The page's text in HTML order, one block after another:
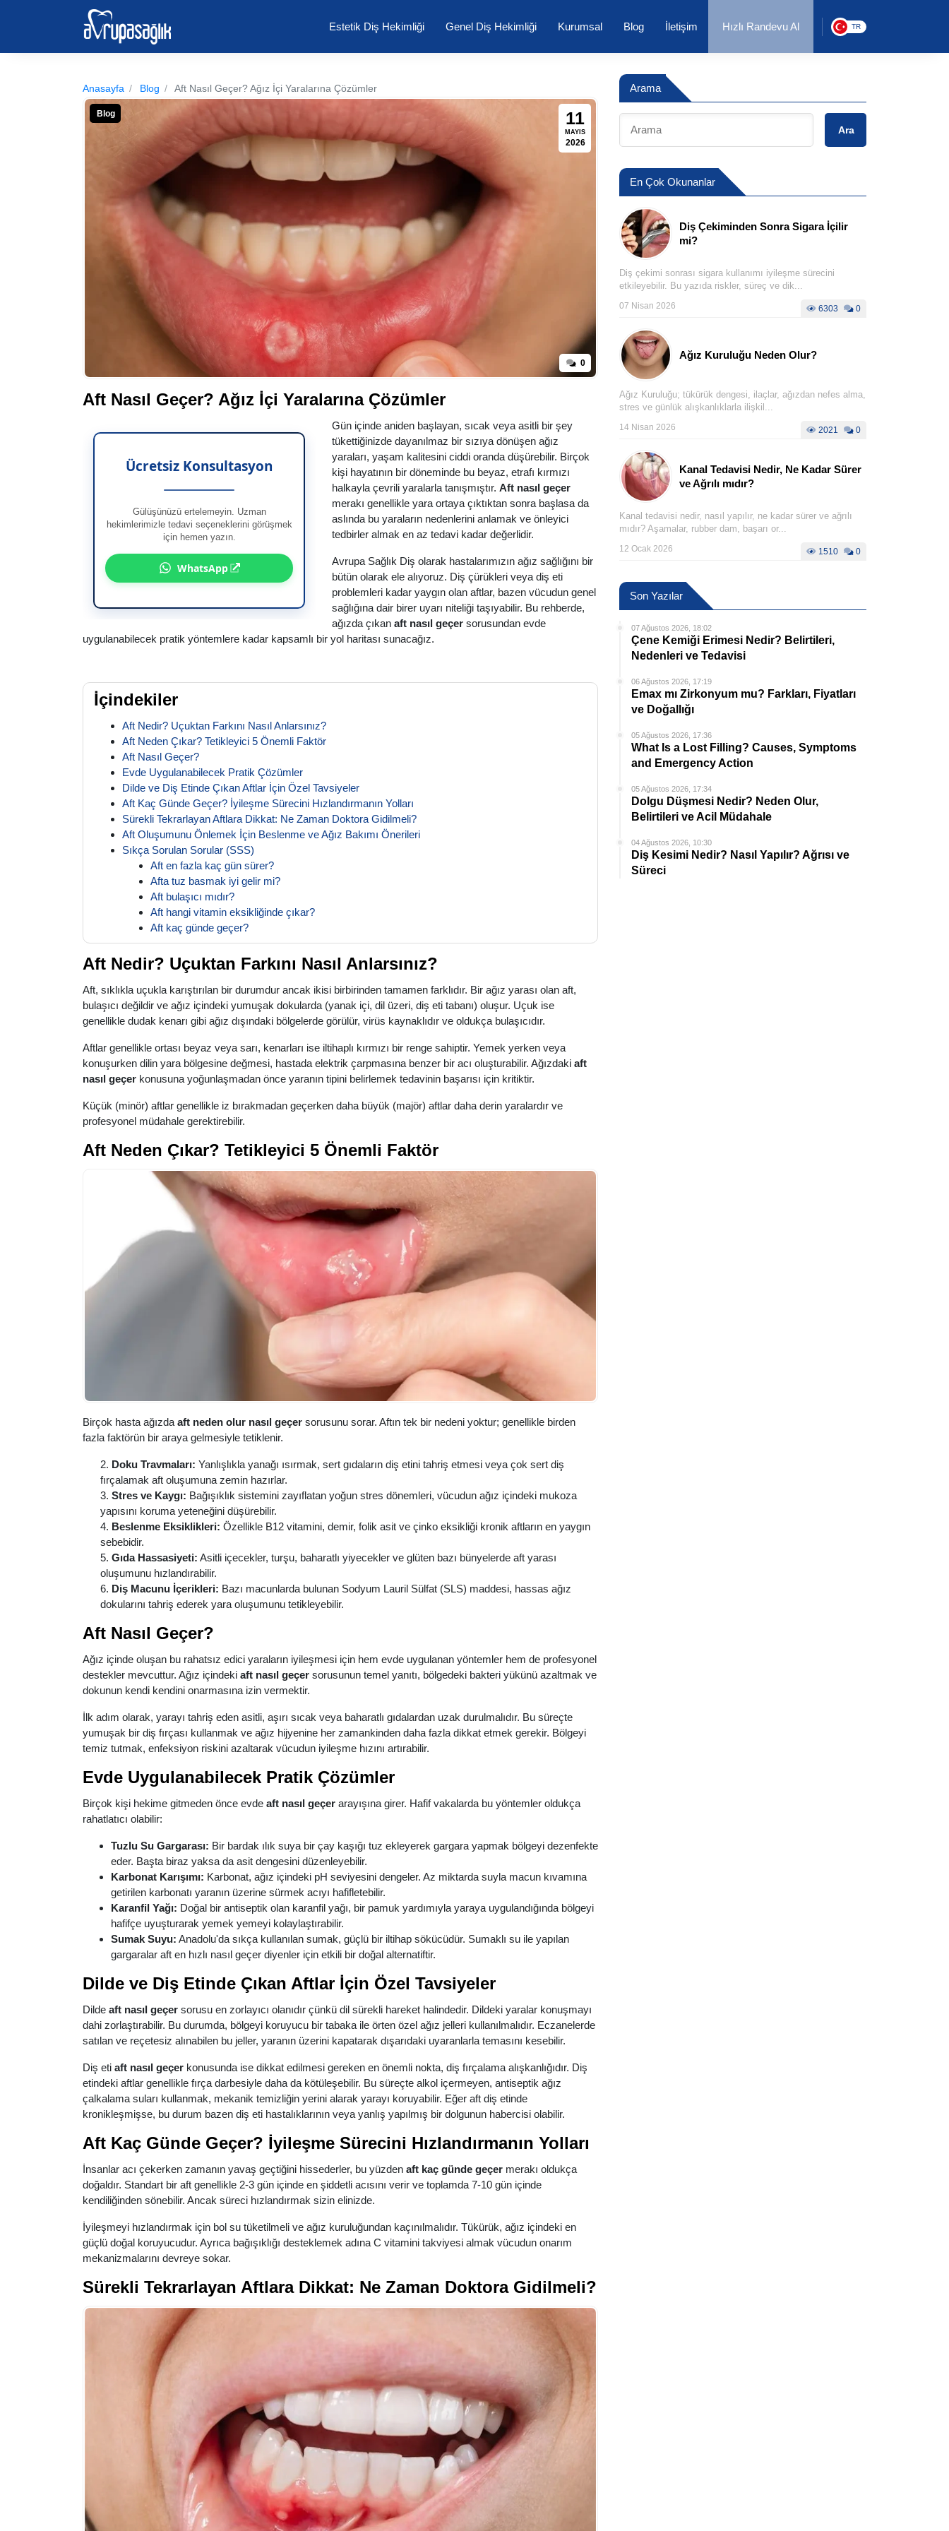
Estetik Diş Hekimliği Genel Diş Hekimliği Kurumsal Blog İletişim Hızlı Randevu Al TR
Anasayfa Blog Aft Nasıl Geçer? Ağız İçi Yaralarına Çözümler
Blog 11
MAYIS
2026
0
Aft Nasıl Geçer? Ağız İçi Yaralarına Çözümler
Ücretsiz Konsultasyon
Gülüşünüzü ertelemeyin. Uzman
hekimlerimizle tedavi seçeneklerini görüşmek
için hemen yazın.
WhatsApp
Gün içinde aniden başlayan, sıcak veya asitli bir şey
tükettiğinizde dayanılmaz bir sızıya dönüşen ağız
yaraları, yaşam kalitesini ciddi oranda düşürebilir. Birçok
kişi hayatının bir döneminde bu beyaz, etrafı kırmızı
halkayla çevrili yaralarla tanışmıştır. Aft nasıl geçer
merakı genellikle yara ortaya çıktıktan sonra başlasa da
aslında bu yaraların nedenlerini anlamak ve önleyici
tedbirler almak en az tedavi kadar değerlidir.
Avrupa Sağlık Diş olarak hastalarımızın ağız sağlığını bir
bütün olarak ele alıyoruz. Diş çürükleri veya diş eti
problemleri kadar yaygın olan aftlar, bazen vücudun genel
sağlığına dair birer uyarı niteliği taşıyabilir. Bu rehberde,
ağızda çıkan aft nasıl geçer sorusundan evde
uygulanabilecek pratik yöntemlere kadar kapsamlı bir yol haritası sunacağız.
İçindekiler
Aft Nedir? Uçuktan Farkını Nasıl Anlarsınız?
Aft Neden Çıkar? Tetikleyici 5 Önemli Faktör
Aft Nasıl Geçer?
Evde Uygulanabilecek Pratik Çözümler
Dilde ve Diş Etinde Çıkan Aftlar İçin Özel Tavsiyeler
Aft Kaç Günde Geçer? İyileşme Sürecini Hızlandırmanın Yolları
Sürekli Tekrarlayan Aftlara Dikkat: Ne Zaman Doktora Gidilmeli?
Aft Oluşumunu Önlemek İçin Beslenme ve Ağız Bakımı Önerileri
Sıkça Sorulan Sorular (SSS)
Aft en fazla kaç gün sürer?
Afta tuz basmak iyi gelir mi?
Aft bulaşıcı mıdır?
Aft hangi vitamin eksikliğinde çıkar?
Aft kaç günde geçer?
Aft Nedir? Uçuktan Farkını Nasıl Anlarsınız?
Aft, sıklıkla uçukla karıştırılan bir durumdur ancak ikisi birbirinden tamamen farklıdır. Bir ağız yarası olan aft,
bulaşıcı değildir ve ağız içindeki yumuşak dokularda (yanak içi, dil üzeri, diş eti tabanı) oluşur. Uçuk ise
genellikle dudak kenarı gibi ağız dışındaki bölgelerde görülür, virüs kaynaklıdır ve oldukça bulaşıcıdır.
Aftlar genellikle ortası beyaz veya sarı, kenarları ise iltihaplı kırmızı bir renge sahiptir. Yemek yerken veya
konuşurken dilin yara bölgesine değmesi, hastada elektrik çarpmasına benzer bir acı oluşturabilir. Ağızdaki aft
nasıl geçer konusuna yoğunlaşmadan önce yaranın tipini belirlemek tedavinin başarısı için kritiktir.
Küçük (minör) aftlar genellikle iz bırakmadan geçerken daha büyük (majör) aftlar daha derin yaralardır ve
profesyonel müdahale gerektirebilir.
Aft Neden Çıkar? Tetikleyici 5 Önemli Faktör
Birçok hasta ağızda aft neden olur nasıl geçer sorusunu sorar. Aftın tek bir nedeni yoktur; genellikle birden
fazla faktörün bir araya gelmesiyle tetiklenir.
Doku Travmaları: Yanlışlıkla yanağı ısırmak, sert gıdaların diş etini tahriş etmesi veya çok sert diş
fırçalamak aft oluşumuna zemin hazırlar.
Stres ve Kaygı: Bağışıklık sistemini zayıflatan yoğun stres dönemleri, vücudun ağız içindeki mukoza
yapısını koruma yeteneğini düşürebilir.
Beslenme Eksiklikleri: Özellikle B12 vitamini, demir, folik asit ve çinko eksikliği kronik aftların en yaygın
sebebidir.
Gıda Hassasiyeti: Asitli içecekler, turşu, baharatlı yiyecekler ve glüten bazı bünyelerde aft yarası
oluşumunu hızlandırabilir.
Diş Macunu İçerikleri: Bazı macunlarda bulunan Sodyum Lauril Sülfat (SLS) maddesi, hassas ağız
dokularını tahriş ederek yara oluşumunu tetikleyebilir.
Aft Nasıl Geçer?
Ağız içinde oluşan bu rahatsız edici yaraların iyileşmesi için hem evde uygulanan yöntemler hem de profesyonel
destekler mevcuttur. Ağız içindeki aft nasıl geçer sorusunun temel yanıtı, bölgedeki bakteri yükünü azaltmak ve
dokunun kendi kendini onarmasına izin vermektir.
İlk adım olarak, yarayı tahriş eden asitli, aşırı sıcak veya baharatlı gıdalardan uzak durulmalıdır. Bu süreçte
yumuşak bir diş fırçası kullanmak ve ağız hijyenine her zamankinden daha fazla dikkat etmek gerekir. Bölgeyi
temiz tutmak, enfeksiyon riskini azaltarak vücudun iyileşme hızını artırabilir.
Evde Uygulanabilecek Pratik Çözümler
Birçok kişi hekime gitmeden önce evde aft nasıl geçer arayışına girer. Hafif vakalarda bu yöntemler oldukça
rahatlatıcı olabilir:
Tuzlu Su Gargarası: Bir bardak ılık suya bir çay kaşığı tuz ekleyerek gargara yapmak bölgeyi dezenfekte
eder. Başta biraz yaksa da asit dengesini düzenleyebilir.
Karbonat Karışımı: Karbonat, ağız içindeki pH seviyesini dengeler. Az miktarda suyla macun kıvamına
getirilen karbonatı yaranın üzerine sürmek acıyı hafifletebilir.
Karanfil Yağı: Doğal bir antiseptik olan karanfil yağı, bir pamuk yardımıyla yaraya uygulandığında bölgeyi
hafifçe uyuşturarak yemek yemeyi kolaylaştırabilir.
Sumak Suyu: Anadolu'da sıkça kullanılan sumak, güçlü bir iltihap sökücüdür. Sumaklı su ile yapılan
gargaralar aft en hızlı nasıl geçer diyenler için etkili bir doğal alternatiftir.
Dilde ve Diş Etinde Çıkan Aftlar İçin Özel Tavsiyeler
Dilde aft nasıl geçer sorusu en zorlayıcı olanıdır çünkü dil sürekli hareket halindedir. Dildeki yaralar konuşmayı
dahi zorlaştırabilir. Bu durumda, bölgeyi koruyucu bir tabaka ile örten özel ağız jelleri kullanılmalıdır. Eczanelerde
satılan ve reçetesiz alınabilen bu jeller, yaranın üzerini kapatarak dışarıdaki uyaranlarla temasını kesebilir.
Diş eti aft nasıl geçer konusunda ise dikkat edilmesi gereken en önemli nokta, diş fırçalama alışkanlığıdır. Diş
etindeki aftlar genellikle fırça darbesiyle daha da kötüleşebilir. Bu süreçte alkol içermeyen, antiseptik ağız
çalkalama suları kullanmak, mekanik temizliğin yerini alarak yarayı koruyabilir. Eğer aft diş etinde
kronikleşmişse, bu durum bazen diş eti hastalıklarının veya yanlış yapılmış bir dolgunun habercisi olabilir.
Aft Kaç Günde Geçer? İyileşme Sürecini Hızlandırmanın Yolları
İnsanlar acı çekerken zamanın yavaş geçtiğini hissederler, bu yüzden aft kaç günde geçer merakı oldukça
doğaldır. Standart bir aft genellikle 2-3 gün içinde en şiddetli acısını verir ve toplamda 7-10 gün içinde
kendiliğinden sönebilir. Ancak süreci hızlandırmak sizin elinizde.
İyileşmeyi hızlandırmak için bol su tüketilmeli ve ağız kuruluğundan kaçınılmalıdır. Tükürük, ağız içindeki en
güçlü doğal koruyucudur. Ayrıca bağışıklığı desteklemek adına C vitamini takviyesi almak vücudun onarım
mekanizmalarını devreye sokar.
Sürekli Tekrarlayan Aftlara Dikkat: Ne Zaman Doktora Gidilmeli?
Arama
Ara
En Çok Okunanlar
Diş Çekiminden Sonra Sigara İçilir
mi?
Diş çekimi sonrası sigara kullanımı iyileşme sürecini
etkileyebilir. Bu yazıda riskler, süreç ve dik...
07 Nisan 2026 6303 0
Ağız Kuruluğu Neden Olur?
Ağız Kuruluğu; tükürük dengesi, ilaçlar, ağızdan nefes alma,
stres ve günlük alışkanlıklarla ilişkil...
14 Nisan 2026 2021 0
Kanal Tedavisi Nedir, Ne Kadar Sürer
ve Ağrılı mıdır?
Kanal tedavisi nedir, nasıl yapılır, ne kadar sürer ve ağrılı
mıdır? Aşamalar, rubber dam, başarı or...
12 Ocak 2026 1510 0
Son Yazılar
07 Ağustos 2026, 18:02
Çene Kemiği Erimesi Nedir? Belirtileri,
Nedenleri ve Tedavisi
06 Ağustos 2026, 17:19
Emax mı Zirkonyum mu? Farkları, Fiyatları
ve Doğallığı
05 Ağustos 2026, 17:36
What Is a Lost Filling? Causes, Symptoms
and Emergency Action
05 Ağustos 2026, 17:34
Dolgu Düşmesi Nedir? Neden Olur,
Belirtileri ve Acil Müdahale
04 Ağustos 2026, 10:30
Diş Kesimi Nedir? Nasıl Yapılır? Ağrısı ve
Süreci